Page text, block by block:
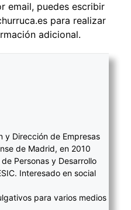
email, puedes escribir
para realizar
adicional.
y Dirección de Empresas
de Madrid, en 2010
Personas y Desarrollo
Interesado en social
para varios medios